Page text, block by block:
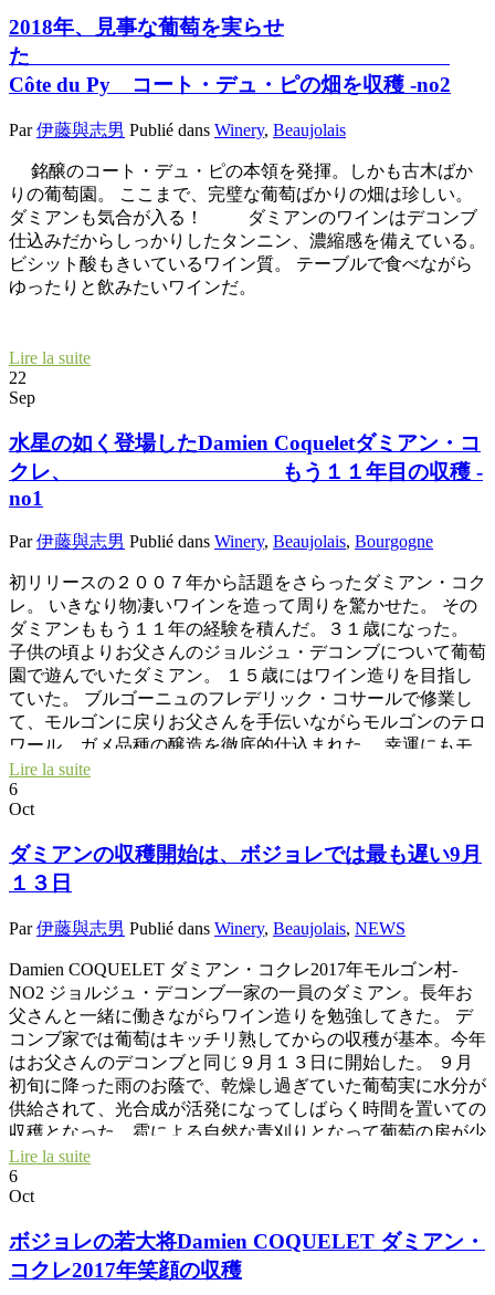
2018年、見事な葡萄を実らせ
た
Côte du Py コート・デュ・ピの畑を収穫 -no2
Par伊藤與志男 Publié dans Winery, Beaujolais
銘醸のコート・デュ・ピの本領を発揮。しかも古木ばか
りの葡萄園。 ここまで、完璧な葡萄ばかりの畑は珍しい。
ダミアンも気合が入る！ ダミアンのワインはデコンブ
仕込みだからしっかりしたタンニン、濃縮感を備えている。
ビシット酸もきいているワイン質。 テーブルで食べながら
ゆったりと飲みたいワインだ。
Lire la suite
22
Sep
水星の如く登場したDamien Coqueletダミアン・コ
クレ、 もう１１年目の収穫 -
no1
Par伊藤與志男 Publié dans Winery, Beaujolais, Bourgogne
初リリースの２００７年から話題をさらったダミアン・コク
レ。 いきなり物凄いワインを造って周りを驚かせた。 その
ダミアンももう１１年の経験を積んだ。３１歳になった。
子供の頃よりお父さんのジョルジュ・デコンブについて葡萄
園で遊んでいたダミアン。 １５歳にはワイン造りを目指し
ていた。 ブルゴーニュのフレデリック・コサールで修業し
て、モルゴンに戻りお父さんを手伝いながらモルゴンのテロ
ワール、ガメ品種の醸造を徹底的仕込まれた。 幸運にもモ
ルゴン村の銘醸テロワールのCôte du Pyコート・ド・ピの丘
に４ヘクタールの畑を手に入れることができた。 ジャン・
フォワイヤールやラピエール家の畑に挟まれた好立地。 し
かも、７０歳以上の古木ばかりの畑。 しかし、この銘醸テ
ロワールのCôte du Pyコート・ド・ピの畑も１６年、１７年
と２年連続の天候不良によって収穫が少なかった。色んな意
がダミアンに味方した。 今年１８年は、葡萄の品質、量と
Côte du Pyコート・ド・ピの畑を収穫。 お父さんのジョルジ
ュ・デコンブも心配して応援に駆けつけてくれた。
Lire la suite
6
Oct
ダミアンの収穫開始は、ボジョレでは最も遅い9月
１３日
Par伊藤與志男 Publié dans Winery, Beaujolais, NEWS
Damien COQUELET ダミアン・コクレ2017年モルゴン村-
NO2 ジョルジュ・デコンブ一家の一員のダミアン。長年お
父さんと一緒に働きながらワイン造りを勉強してきた。 デ
コンブ家では葡萄はキッチリ熟してからの収穫が基本。今年
はお父さんのデコンブと同じ９月１３日に開始した。 ９月
初旬に降った雨のお蔭で、乾燥し過ぎていた葡萄実に水分が
供給されて、光合成が活発になってしばらく時間を置いての
収穫となった。雹による自然な青刈りとなって葡萄の房が少
ない。 雹のショックで熟成がストップしていたので酸が残
っている。 ここで収穫を遅らせて果実味、ポリフェノール
が理想的に熟すのを待った。 雨から１０日間ほど遅れて収
穫を開始した。 もともと、ダミアンのスタイルは、果実味
がタップリあって、タンニンも比較的しっかりしながら酸が
ビシっと利いている素晴らしいスタイル。 今年は、このス
Lire la suite
6
Oct
ボジョレの若大将Damien COQUELET ダミアン・
コクレ2017年笑顔の収穫